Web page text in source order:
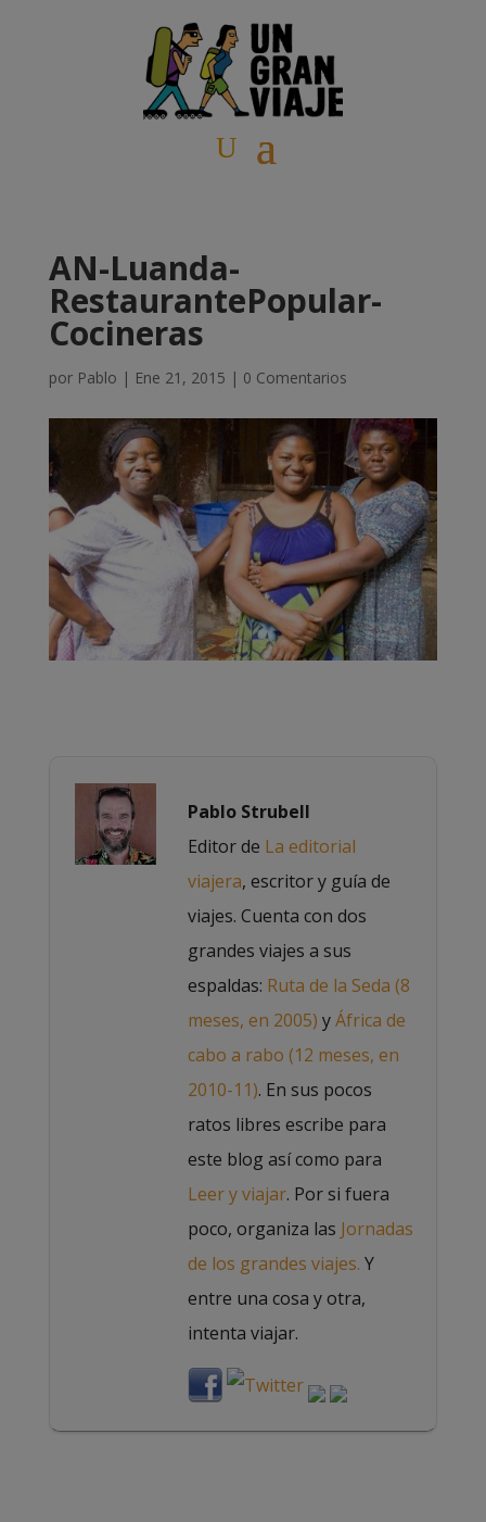
AN-Luanda-
RestaurantePopular-
Cocineras
por Pablo | Ene 21, 2015 | 0 Comentarios
Pablo Strubell
Editor de La editorial
viajera, escritor y guía de
viajes. Cuenta con dos
grandes viajes a sus
espaldas: Ruta de la Seda (8
meses, en 2005) yÁfrica de
cabo a rabo (12 meses, en
2010-11). En sus pocos
ratos libres escribe para
este blog así como para
Leer y viajar. Por si fuera
poco, organiza las Jornadas
de los grandes viajes. Y
entre una cosa y otra,
intenta viajar.